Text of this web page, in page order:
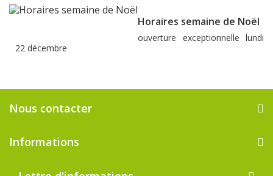
Horaires semaine de Noël
ouverture exceptionnelle lundi
22 décembre
Nous contacter
Informations